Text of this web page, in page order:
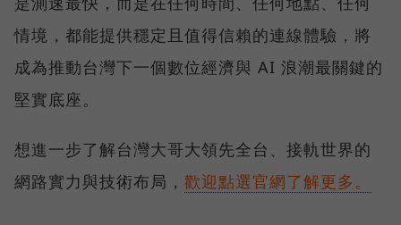
情境，都能提供穩定且值得信賴的連線體驗，將
成為推動台灣下一個數位經濟與 AI 浪潮最關鍵的
堅實底座。
想進一步了解台灣大哥大領先全台、接軌世界的
網路實力與技術布局， 歡迎點選官網了解更多。